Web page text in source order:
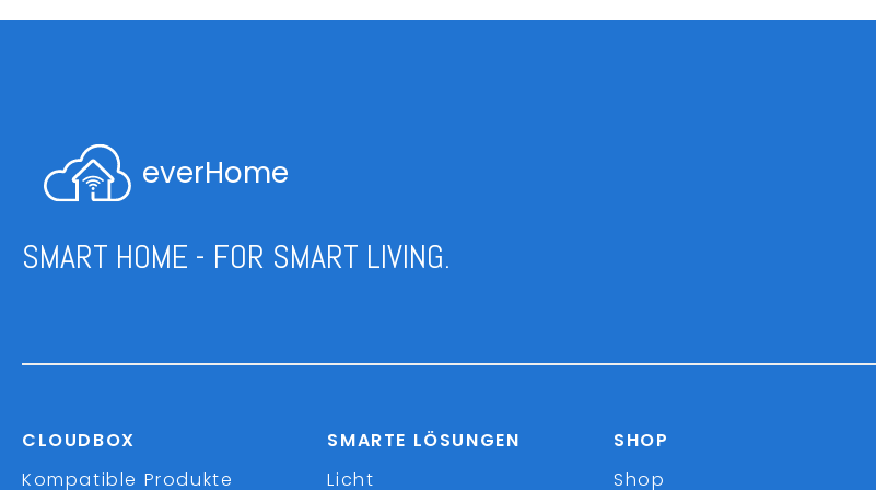
everHome
SMART HOME - FOR SMART LIVING.
CLOUDBOX
Kompatible Produkte
SMARTE LÖSUNGEN
Licht
SHOP
Shop